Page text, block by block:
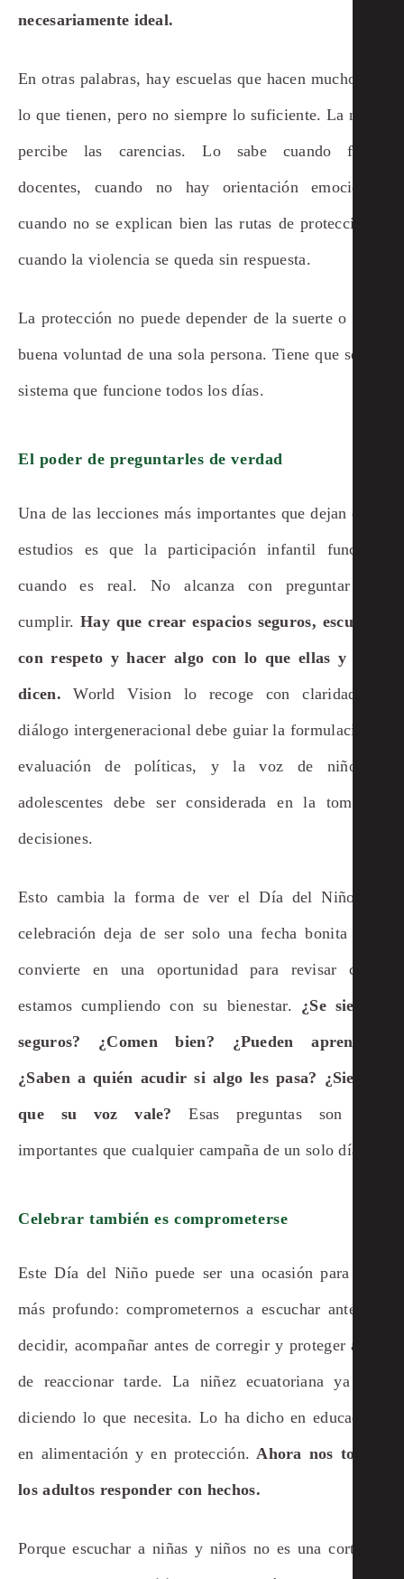
necesariamente ideal.
En otras palabras, hay escuelas que hacen mucho con
lo que tienen, pero no siempre lo suficiente. La niñez
percibe las carencias. Lo sabe cuando faltan
docentes, cuando no hay orientación emocional,
cuando no se explican bien las rutas de protección o
cuando la violencia se queda sin respuesta.
La protección no puede depender de la suerte o de la
buena voluntad de una sola persona. Tiene que ser un
sistema que funcione todos los días.
El poder de preguntarles de verdad
Una de las lecciones más importantes que dejan estos
estudios es que la participación infantil funciona
cuando es real. No alcanza con preguntar por
cumplir.Hay que crear espacios seguros, escuchar
con respeto y hacer algo con lo que ellas y ellos
dicen. World Vision lo recoge con claridad: el
diálogo intergeneracional debe guiar la formulación y
evaluación de políticas, y la voz de niños y
adolescentes debe ser considerada en la toma de
decisiones.
Esto cambia la forma de ver el Día del Niño. La
celebración deja de ser solo una fecha bonita y se
convierte en una oportunidad para revisar cómo
estamos cumpliendo con su bienestar. ¿Se sienten
seguros? ¿Comen bien? ¿Pueden aprender?
¿Saben a quién acudir si algo les pasa? ¿Sienten
que su voz vale?Esas preguntas son más
importantes que cualquier campaña de un solo día.
Celebrar también es comprometerse
Este Día del Niño puede ser una ocasión para algo
más profundo: comprometernos a escuchar antes de
decidir, acompañar antes de corregir y proteger antes
de reaccionar tarde. La niñez ecuatoriana ya está
diciendo lo que necesita. Lo ha dicho en educación,
en alimentación y en protección. Ahora nos toca a
los adultos responder con hechos.
Porque escuchar a niñas y niños no es una cortesía.